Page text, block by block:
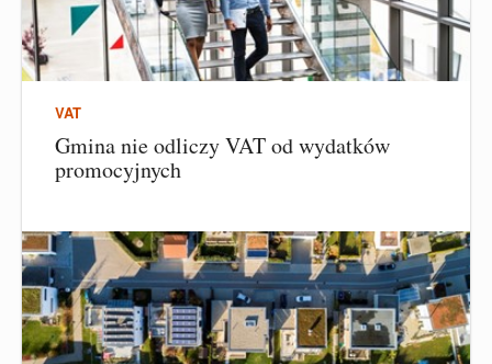
VAT
Gmina nie odliczy VAT od wydatków
promocyjnych